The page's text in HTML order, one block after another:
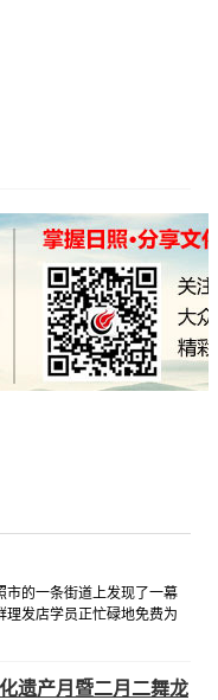
市的一条街道上发现了一幕
理发店学员正忙碌地免费为
遗产月暨二月二舞龙